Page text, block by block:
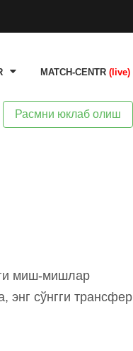
MATCH-CENTR (live)
Расмни юклаб олиш
миш-мишлар
энг сўнгги трансфер